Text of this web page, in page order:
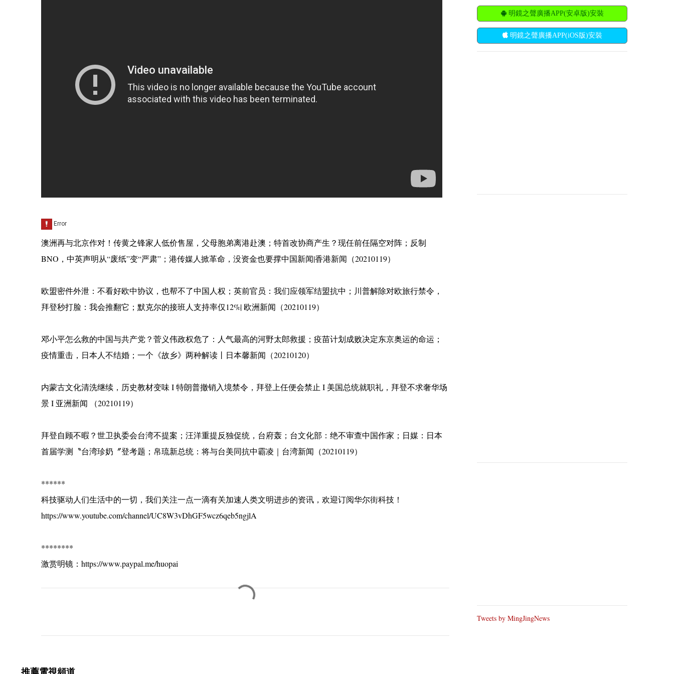
澳洲再与北京作对！传黄之锋家人低价售屋，父母胞弟离港赴澳；特首改协商产生？现任前任隔空对阵；反制
BNO，中英声明从“废纸”变“严肃”；港传媒人掀革命，没资金也要撑中国新闻|香港新闻（20210119）
欧盟密件外泄：不看好欧中协议，也帮不了中国人权；英前官员：我们应领军结盟抗中；川普解除对欧旅行禁令，
拜登秒打脸：我会推翻它；默克尔的接班人支持率仅12%| 欧洲新闻（20210119）
邓小平怎么救的中国与共产党？菅义伟政权危了：人气最高的河野太郎救援；疫苗计划成败决定东京奥运的命运；
疫情重击，日本人不结婚；一个《故乡》两种解读丨日本馨新闻（20210120）
内蒙古文化清洗继续，历史教材变味 I 特朗普撤销入境禁令，拜登上任便会禁止 I 美国总统就职礼，拜登不求奢华场
景 I 亚洲新闻 （20210119）
拜登自顾不暇？世卫执委会台湾不提案；汪洋重提反独促统，台府轰；台文化部：绝不审查中国作家；日媒：日本
首届学测〝台湾珍奶〞登考题；帛琉新总统：将与台美同抗中霸凌｜台湾新闻（20210119）
******
科技驱动人们生活中的一切，我们关注一点一滴有关加速人类文明进步的资讯，欢迎订阅华尔街科技！
https://www.youtube.com/channel/UC8W3vDhGF5wcz6qeb5ngjlA
********
激赏明镜：https://www.paypal.me/huopai
推薦電視頻道
明鏡之聲廣播APP(安卓版)安裝
明鏡之聲廣播APP(iOS版)安裝
Tweets by MingJingNews